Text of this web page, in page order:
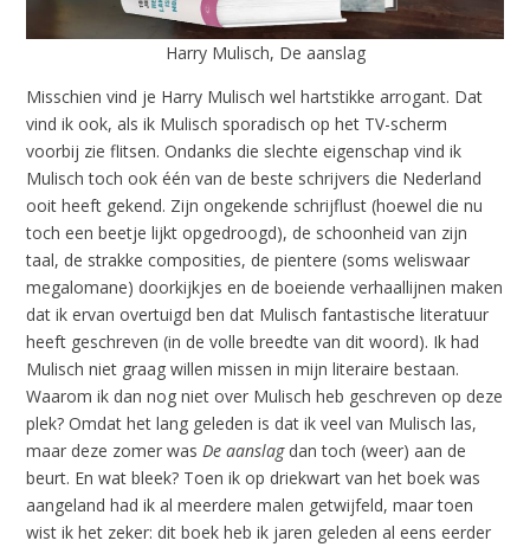
Harry Mulisch, De aanslag
Misschien vind je Harry Mulisch wel hartstikke arrogant. Dat
vind ik ook, als ik Mulisch sporadisch op het TV-scherm
voorbij zie flitsen. Ondanks die slechte eigenschap vind ik
Mulisch toch ook één van de beste schrijvers die Nederland
ooit heeft gekend. Zijn ongekende schrijflust (hoewel die nu
toch een beetje lijkt opgedroogd), de schoonheid van zijn
taal, de strakke composities, de pientere (soms weliswaar
megalomane) doorkijkjes en de boeiende verhaallijnen maken
dat ik ervan overtuigd ben dat Mulisch fantastische literatuur
heeft geschreven (in de volle breedte van dit woord). Ik had
Mulisch niet graag willen missen in mijn literaire bestaan.
Waarom ik dan nog niet over Mulisch heb geschreven op deze
plek? Omdat het lang geleden is dat ik veel van Mulisch las,
maar deze zomer was De aanslagdan toch (weer) aan de
beurt. En wat bleek? Toen ik op driekwart van het boek was
aangeland had ik al meerdere malen getwijfeld, maar toen
wist ik het zeker: dit boek heb ik jaren geleden al eens eerder